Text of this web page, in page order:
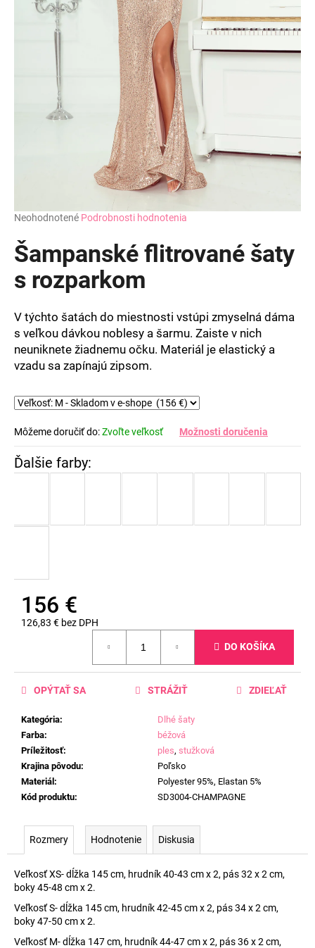
Priemerné
produktu
je
z
hviezdičiek.
Neohodnotené Podrobnosti hodnotenia
Šampanské flitrované šaty
s rozparkom
V týchto šatách do miestnosti vstúpi zmyselná dáma
s veľkou dávkou noblesy a šarmu. Zaiste v nich
neuniknete žiadnemu očku. Materiál je elastický a
vzadu sa zapínajú zipsom.
Môžeme doručiť do:Zvoľte veľkosť Možnosti doručenia
156 €
126,83 € bez DPH
DO KOŠÍKA
Kategória:
Dlhé šaty
Farba:
béžová
Príležitosť: ples, stužková
Krajina pôvodu:
Poľsko
Materiál :
Polyester 95%, Elastan 5%
Kód produktu: SD3004-CHAMPAGNE
OPÝTAŤ SA STRÁŽIŤ ZDIEĽAŤ
Rozmery Hodnotenie Diskusia
Veľkosť XS- dĺžka 145 cm, hrudník 40-43 cm x 2, pás 32 x 2 cm,
boky 45-48 cm x 2.
Veľkosť S- dĺžka 145 cm, hrudník 42-45 cm x 2, pás 34 x 2 cm,
boky 47-50 cm x 2.
Veľkosť M- dĺžka 147 cm, hrudník 44-47 cm x 2, pás 36 x 2 cm,